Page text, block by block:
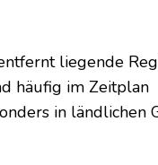
liegende
häufig im Zeitplan
in ländlichen